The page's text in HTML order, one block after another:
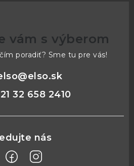
vám s výberom
poradiť? Sme tu pre vás!
@elso.sk
32 658 2410